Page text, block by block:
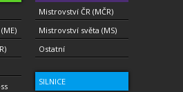
Mistrovství ČR (MČR)
Mistrovství světa (MS)
Ostatní
SILNICE